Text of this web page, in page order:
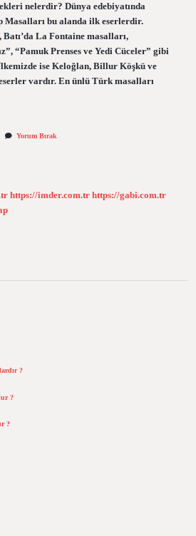
nelerdir? Dünya edebiyatında
Masalları bu alanda ilk eserlerdir.
La Fontaine masalları,
“Pamuk Prenses ve Yedi Cüceler” gibi
ise Keloğlan, Billur Köşkü ve
vardır. En ünlü Türk masalları
Yorum Bırak
https://imder.com.tr https://gabi.com.tr
?
?
?